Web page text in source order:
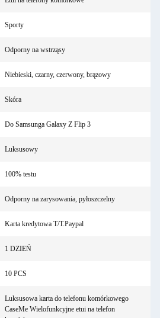
Sporty
Odporny na wstrząsy
Niebieski, czarny, czerwony, brązowy
Skóra
Do Samsunga Galaxy Z Flip 3
Luksusowy
100% testu
Odporny na zarysowania, pyłoszczelny
Karta kredytowa T/T.Paypal
1 DZIEŃ
10 PCS
Luksusowa karta do telefonu komórkowego
CaseMe Wielofunkcyjne etui na telefon